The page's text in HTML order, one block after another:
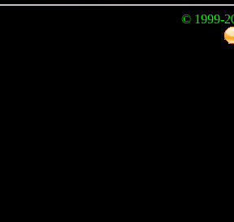
© 1999-